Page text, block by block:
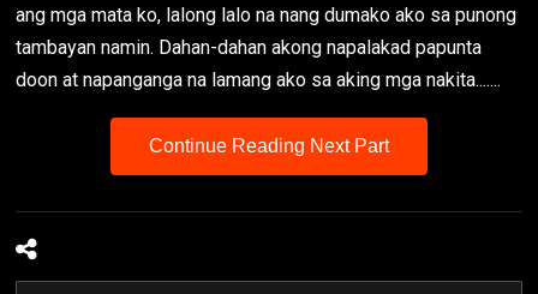
ang mga mata ko, lalong lalo na nang dumako ako sa punong
tambayan namin. Dahan-dahan akong napalakad papunta
doon at napanganga na lamang ako sa aking mga nakita.......
Continue Reading Next Part